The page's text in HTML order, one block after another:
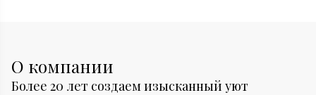
О компании
Более 20 лет создаем изысканный уют